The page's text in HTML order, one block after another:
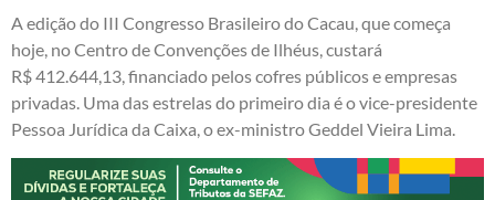
A edição do III Congresso Brasileiro do Cacau, que começa
hoje, no Centro de Convenções de Ilhéus, custará
R$ 412.644,13, financiado pelos cofres públicos e empresas
privadas. Uma das estrelas do primeiro dia é o vice-presidente
Pessoa Jurídica da Caixa, o ex-ministro Geddel Vieira Lima.